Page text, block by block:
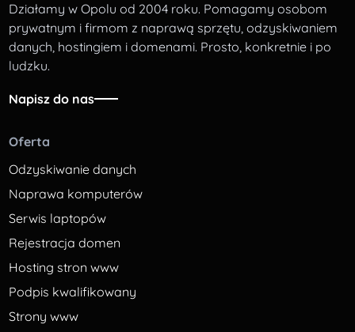
Działamy w Opolu od 2004 roku. Pomagamy osobom
prywatnym i firmom z naprawą sprzętu, odzyskiwaniem
danych, hostingiem i domenami. Prosto, konkretnie i po
ludzku.
Napisz do nas
Oferta
Odzyskiwanie danych
Naprawa komputerów
Serwis laptopów
Rejestracja domen
Hosting stron www
Podpis kwalifikowany
Strony www